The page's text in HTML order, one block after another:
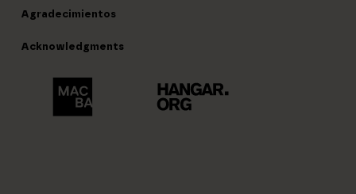
Agradecimientos
Acknowledgments